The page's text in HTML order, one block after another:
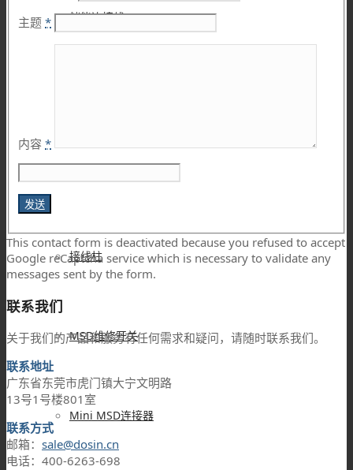
储能连接线
接线柱
MSD维修开关
Mini MSD连接器
主题*
内容*
This contact form is deactivated because you refused to accept
Google reCaptcha service which is necessary to validate any
messages sent by the form.
联系我们
关于我们的产品和服务有任何需求和疑问，请随时联系我们。
联系地址
广东省东莞市虎门镇大宁文明路
13号1号楼801室
联系方式
邮箱： sale@dosin.cn
电话：400-6263-698